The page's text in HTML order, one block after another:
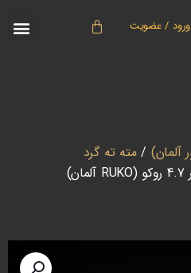
ورود / عضویت
/مته ته گرد